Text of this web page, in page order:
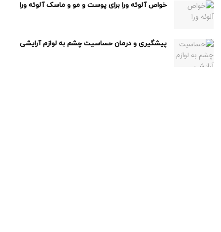
خواص آلوئه ورا برای پوست و مو و ماسک آلوئه ورا
پیشگیری و درمان حساسیت چشم به لوازم آرایشی